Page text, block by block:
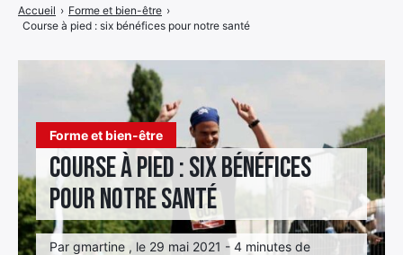
Forme et bien-être
Course à pied : six bénéfices
pour notre santé
Par gmartine , le 29 mai 2021 - 4 minutes de
Accueil › Forme et bien-être ›
Course à pied : six bénéfices pour notre santé
menumenu